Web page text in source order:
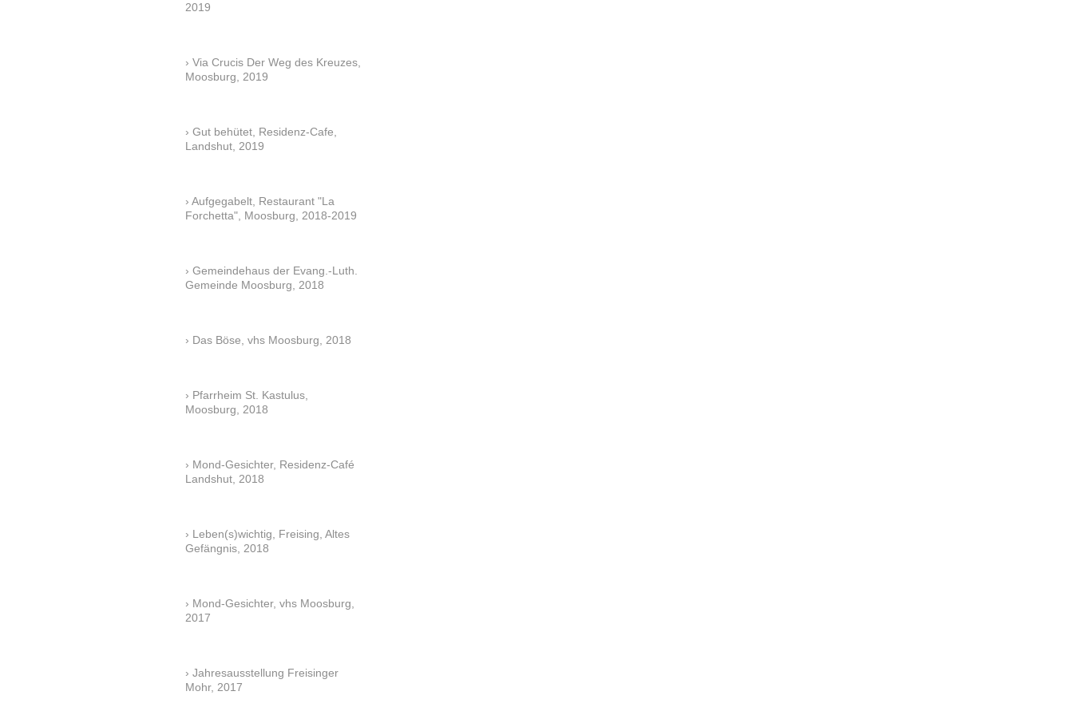
2019
Via Crucis Der Weg des Kreuzes,
Moosburg, 2019
Gut behütet, Residenz-Cafe,
Landshut, 2019
Aufgegabelt, Restaurant "La
Forchetta", Moosburg, 2018-2019
Gemeindehaus der Evang.-Luth.
Gemeinde Moosburg, 2018
Das Böse, vhs Moosburg, 2018
Pfarrheim St. Kastulus,
Moosburg, 2018
Mond-Gesichter, Residenz-Café
Landshut, 2018
Leben(s)wichtig, Freising, Altes
Gefängnis, 2018
Mond-Gesichter, vhs Moosburg,
2017
Jahresausstellung Freisinger
Mohr, 2017